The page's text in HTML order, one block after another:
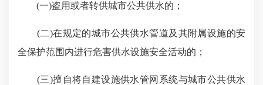
(一)盗用或者转供城市公共供水的；
(二)在规定的城市公共供水管道及其附属设施的安
全保护范围内进行危害供水设施安全活动的；
(三)擅自将自建设施供水管网系统与城市公共供水